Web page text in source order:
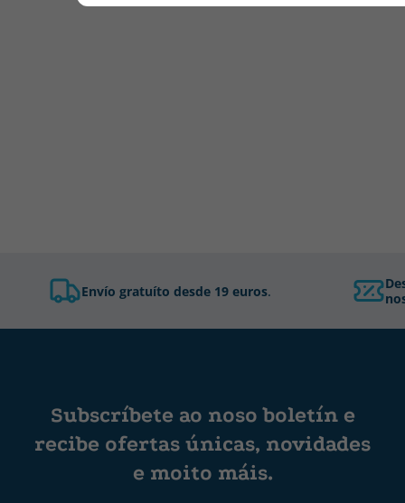
Envío gratuíto desde 19 euros.
Subscríbete ao noso boletín e
recibe ofertas únicas, novidades
e moito máis.